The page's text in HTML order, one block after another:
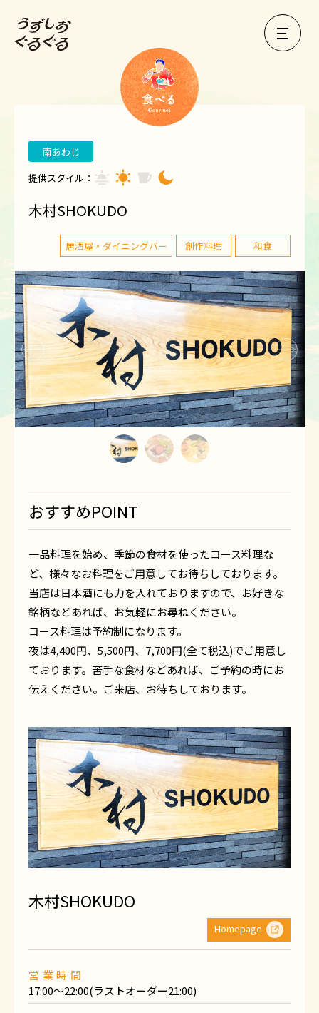
南あわじ
提供スタイル：
木村SHOKUDO
居酒屋・ダイニングバー 創作料理 和食
おすすめPOINT
一品料理を始め、季節の食材を使ったコース料理な
ど、様々なお料理をご用意してお待ちしております。
当店は日本酒にも力を入れておりますので、お好きな
銘柄などあれば、お気軽にお尋ねください。
コース料理は予約制になります。
夜は4,400円、5,500円、7,700円(全て税込)でご用意し
ております。苦手な食材などあれば、ご予約の時にお
伝えください。ご来店、お待ちしております。
木村SHOKUDO
Homepage
営業時間
17:00〜22:00(ラストオーダー21:00)